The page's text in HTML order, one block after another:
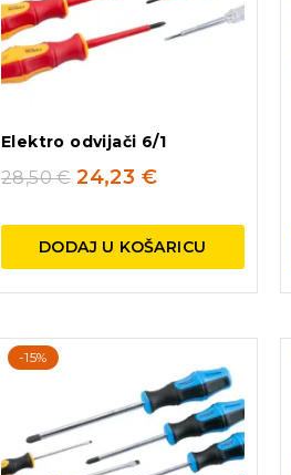
Elektro odvijači 6/1
28,50€ 24,23 €
DODAJ U KOŠARICU
-15%